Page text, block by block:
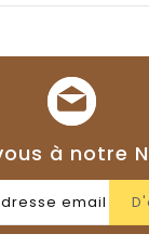
à notre